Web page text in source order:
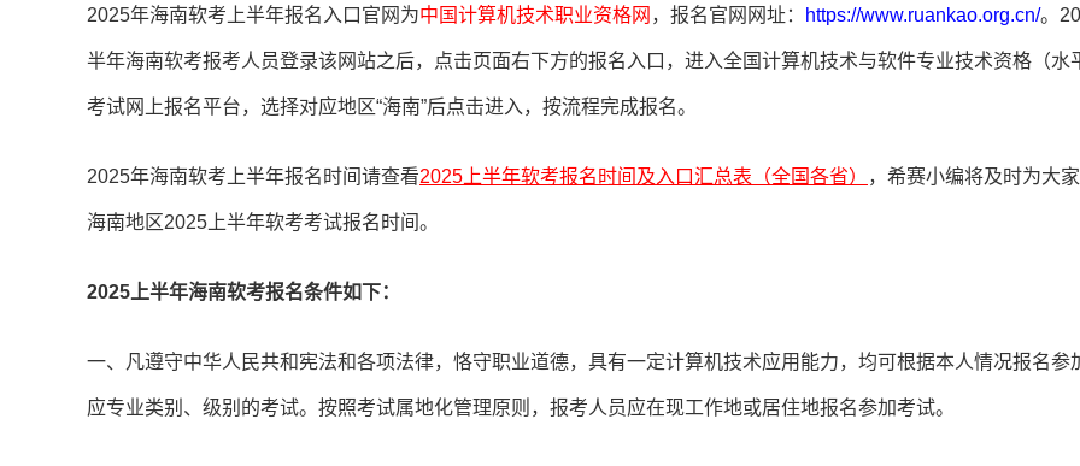
2025年海南软考上半年报名入口官网为中国计算机技术职业资格网 ，报名官网网址： https://www.ruankao.org.cn/。
半年海南软考报考人员登录该网站之后，点击页面右下方的报名入口，进入全国计算机技术与软件专业技术资格（水
考试网上报名平台，选择对应地区“海南”后点击进入，按流程完成报名。
2025年海南软考上半年报名时间请查看2025上半年软考报名时间及入口汇总表（全国各省） ，希赛小编将及时为大
海南地区2025上半年软考考试报名时间。
2025上半年海南软考报名条件如下：
一、凡遵守中华人民共和宪法和各项法律，恪守职业道德，具有一定计算机技术应用能力，均可根据本人情况报名参
应专业类别、级别的考试。按照考试属地化管理原则，报考人员应在现工作地或居住地报名参加考试。